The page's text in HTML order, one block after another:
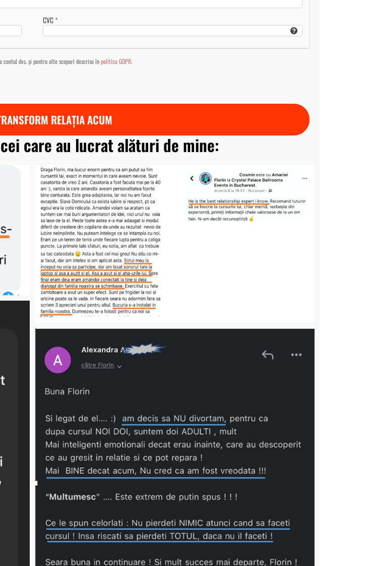
CVC*
dvs. și pentru alte scopuri descrise înpolitica GDPR.
RELAȚIA ACUM
care au lucrat alături de mine: